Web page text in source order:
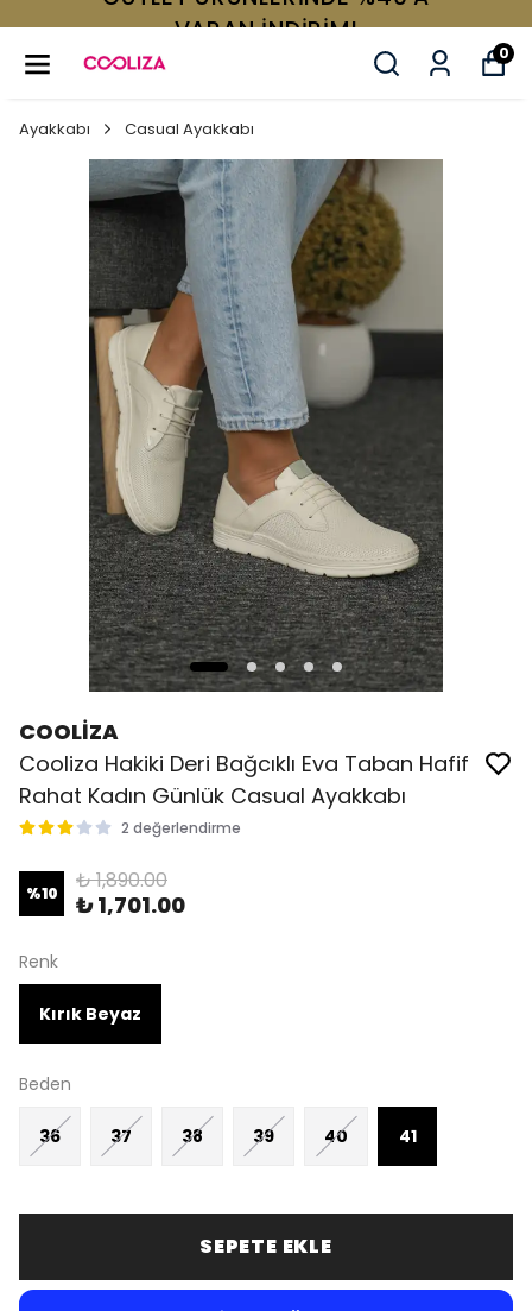
VARAN İNDİRİM!
0
Ayakkabı Casual Ayakkabı
COOLİZA
Cooliza Hakiki Deri Bağcıklı Eva Taban Hafif
Rahat Kadın Günlük Casual Ayakkabı
2 değerlendirme
%10 ₺ 1,890.00
₺ 1,701.00
Renk
Kırık Beyaz
Beden
36 37 38 39 40 41
SEPETE EKLE